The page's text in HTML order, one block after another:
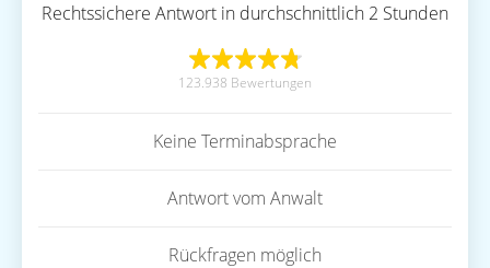
Rechtssichere Antwort in durchschnittlich 2 Stunden
123.938 Bewertungen
Keine Terminabsprache
Antwort vom Anwalt
Rückfragen möglich